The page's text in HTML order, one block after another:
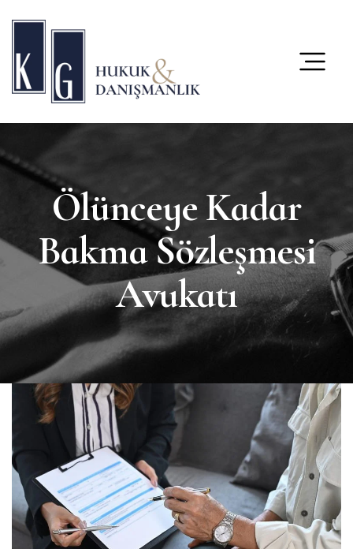
Ölünceye Kadar
Bakma Sözleşmesi
Avukatı